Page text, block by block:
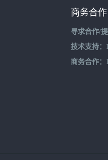
商务合作
寻求合作/
技术支持：
商务合作：